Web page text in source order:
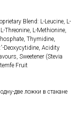
Blend: L-Leucine, L-
Threonine, L-Methionine,
Thymidine,
Deoxycytidine, Acidity
Sweetener (Stevia
Fruit
две ложки в стакане